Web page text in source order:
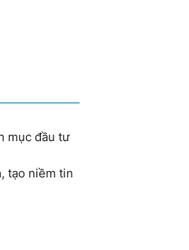
mục đầu tư
tạo niềm tin